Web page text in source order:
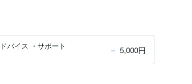
バイス ・サポート
＋ 5,000円